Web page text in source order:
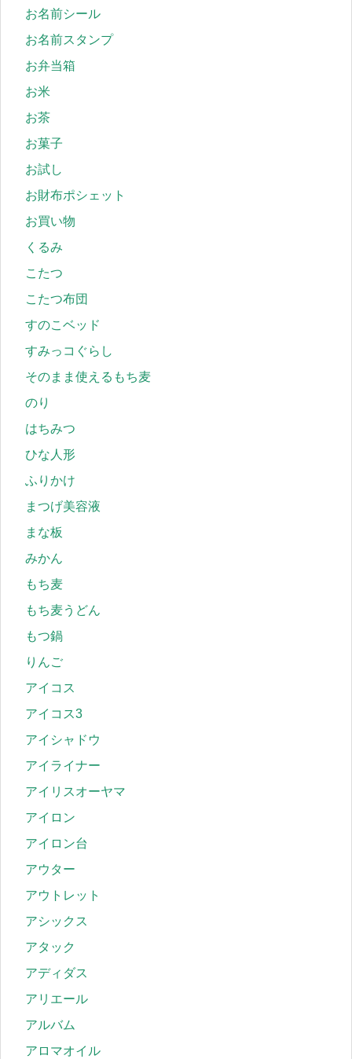
お名前シール
お名前スタンプ
お弁当箱
お米
お茶
お菓子
お試し
お財布ポシェット
お買い物
くるみ
こたつ
こたつ布団
すのこベッド
すみっコぐらし
そのまま使えるもち麦
のり
はちみつ
ひな人形
ふりかけ
まつげ美容液
まな板
みかん
もち麦
もち麦うどん
もつ鍋
りんご
アイコス
アイコス3
アイシャドウ
アイライナー
アイリスオーヤマ
アイロン
アイロン台
アウター
アウトレット
アシックス
アタック
アディダス
アリエール
アルバム
アロマオイル